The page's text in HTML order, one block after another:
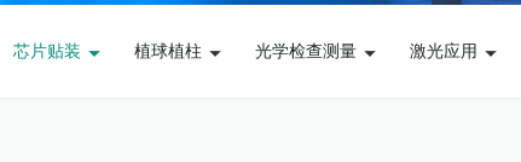
芯片贴装 植球植柱 光学检查测量 激光应用